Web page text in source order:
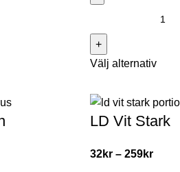
Välj alternativ
LD Vit Stark
32kr – 259kr